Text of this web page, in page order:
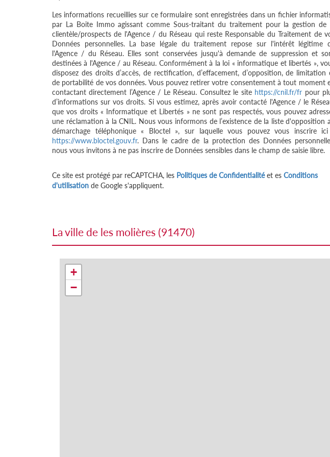
Les informations recueillies sur ce formulaire sont enregistrées dans un fichier
par La Boite Immo agissant comme Sous-traitant du traitement pour la gestion de
clientèle/prospects de l'Agence / du Réseau qui reste Responsable du Traitement de
Données personnelles. La base légale du traitement repose sur l'intérêt légitime
l'Agence / du Réseau. Elles sont conservées jusqu'à demande de suppression et
destinées à l'Agence / au Réseau. Conformément à la loi « informatique et libertés »,
disposez des droits d’accès, de rectification, d’effacement, d’opposition, de limitation
de portabilité de vos données. Vous pouvez retirer votre consentement à tout moment
contactant directement l’Agence / Le Réseau. Consultez le site https://cnil.fr/fr pour
d’informations sur vos droits. Si vous estimez, après avoir contacté l'Agence / le
que vos droits « Informatique et Libertés » ne sont pas respectés, vous pouvez
une réclamation à la CNIL. Nous vous informons de l’existence de la liste d'opposition
démarchage téléphonique « Bloctel », sur laquelle vous pouvez vous inscrire
https://www.bloctel.gouv.fr. Dans le cadre de la protection des Données
nous vous invitons à ne pas inscrire de Données sensibles dans le champ de saisie libre.
Ce site est protégé par reCAPTCHA, les Politiques de Confidentialitéet es Conditions
d'utilisation de Google s'appliquent.
la ville de les molières (91470)
+
−